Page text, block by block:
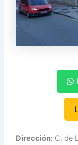
Dirección: C. de